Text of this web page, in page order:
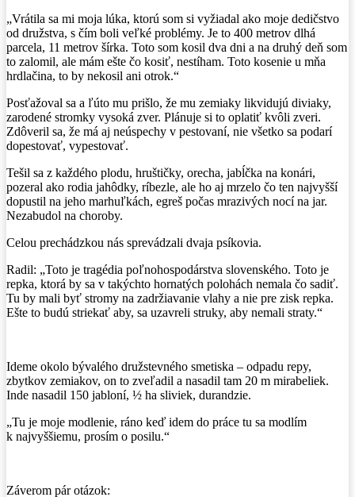
„Vrátila sa mi moja lúka, ktorú som si vyžiadal ako moje dedičstvo
od družstva, s čím boli veľké problémy. Je to 400 metrov dlhá
parcela, 11 metrov šírka. Toto som kosil dva dni a na druhý deň som
to zalomil, ale mám ešte čo kosiť, nestíham. Toto kosenie u mňa
hrdlačina, to by nekosil ani otrok.“
Posťažoval sa a ľúto mu prišlo, že mu zemiaky likvidujú diviaky,
zarodené stromky vysoká zver. Plánuje si to oplatiť kvôli zveri.
Zdôveril sa, že má aj neúspechy v pestovaní, nie všetko sa podarí
dopestovať, vypestovať.
Tešil sa z každého plodu, hruštičky, orecha, jabĺčka na konári,
pozeral ako rodia jahôdky, ríbezle, ale ho aj mrzelo čo ten najvyšší
dopustil na jeho marhuľkách, egreš počas mrazivých nocí na jar.
Nezabudol na choroby.
Celou prechádzkou nás sprevádzali dvaja psíkovia.
Radil: „Toto je tragédia poľnohospodárstva slovenského. Toto je
repka, ktorá by sa v takýchto hornatých polohách nemala čo sadiť.
Tu by mali byť stromy na zadržiavanie vlahy a nie pre zisk repka.
Ešte to budú striekať aby, sa uzavreli struky, aby nemali straty.“
Ideme okolo bývalého družstevného smetiska – odpadu repy,
zbytkov zemiakov, on to zveľadil a nasadil tam 20 m mirabeliek.
Inde nasadil 150 jabloní, ½ ha sliviek, durandzie.
„Tu je moje modlenie, ráno keď idem do práce tu sa modlím
k najvyššiemu, prosím o posilu.“
Záverom pár otázok: